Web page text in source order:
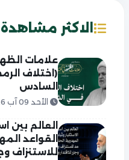
الاكثر مشاهدة
علامات
(اختلاف
السادس
الأحد 09 آب 2026
العالم بين
القواعد
للاستنزاف